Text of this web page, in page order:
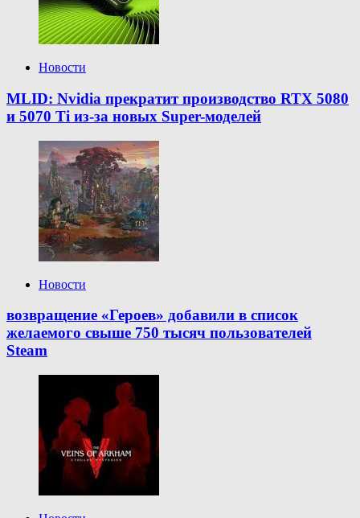
Новости
MLID: Nvidia прекратит производство RTX 5080
и 5070 Ti из-за новых Super-моделей
Новости
возвращение «Героев» добавили в список
желаемого свыше 750 тысяч пользователей
Steam